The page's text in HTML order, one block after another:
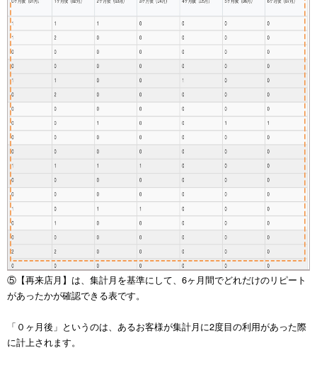
⑤【再来店月】は、集計月を基準にして、6ヶ月間でどれだけのリピート
があったかが確認できる表です。
「０ヶ月後」というのは、あるお客様が集計月に2度目の利用があった際
に計上されます。